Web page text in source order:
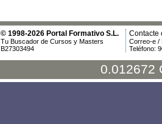
© 1998-2026 Portal Formativo S.L.
Tu Buscador de Cursos y Masters
B27303494
Contacte
Correo-e /
Teléfono:
0.012672